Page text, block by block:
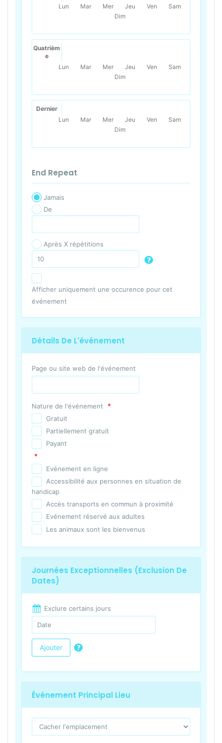
Lun Mar Mer Jeu Ven
Sam
Dim
Quatrièm
e
Lun
Mar Mer Jeu Ven
Sam
Dim
Dernier
Lun
Mar Mer Jeu Ven
Sam
Dim
End Repeat
Jamais
De
Après X répétitions
Afficher uniquement une occurence pour cet
événement
Détails De L'événement
Page ou site web de l'événement
Nature de l'événement *
Gratuit
Partiellement gratuit
Payant
*
Evénement en ligne
Accessibilité aux personnes en situation de
handicap
Accès transports en commun à proximité
Evénement réservé aux adultes
Les animaux sont les bienvenus
Journées Exceptionnelles (exclusion De
Dates)
Exclure certains jours
Ajouter
Événement Principal Lieu